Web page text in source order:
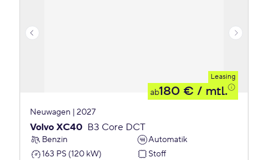
Leasing
ab180 € / mtl.
Neuwagen | 2027
Volvo XC40 B3 Core DCT
Benzin
Automatik
163 PS (120 kW)
Stoff